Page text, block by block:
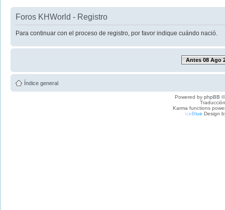
Foros KHWorld - Registro
Para continuar con el proceso de registro, por favor indique cuándo nació.
Antes 08 Ago
Índice general
Powered by phpBB
Karma functions
IceBlue Design